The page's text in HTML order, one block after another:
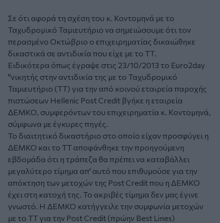
Σε ότι αφορά τη σχέση του κ. Κοντομηνά με το
Ταχυδρομικό Ταμιευτήριο να σημειώσουμε ότι τον
περασμένο Οκτώβριο ο επιχειρηματίας δικαιώθηκε
δικαστικά σε αντιδικία που είχε με το ΤΤ.
Ειδικότερα όπως έγραψε στις 23/10/2013 το Euro2day
"νικητής στην αντιδικία της με το Ταχυδρομικό
Ταμιευτήριο (ΤΤ) για την από κοινού εταιρεία παροχής
πιστώσεων Hellenic Post Credit βγήκε η εταιρεία
ΔΕΜΚΟ, συμφερόντων του επιχειρηματία κ. Κοντομηνά,
σύμφωνα με έγκυρες πηγές.
Το διαιτητικό δικαστήριο στο οποίο είχαν προσφύγει η
ΔΕΜΚΟ και το ΤΤ αποφάνθηκε την προηγούμενη
εβδομάδα ότι η τράπεζα θα πρέπει να καταβάλλει
μεγαλύτερο τίμημα απ' αυτό που επιθυμούσε για την
απόκτηση των μετοχών της Post Credit που η ΔΕΜΚΟ
έχει στη κατοχή της. Το ακριβές τίμημα δεν μας έγινε
γνωστό. Η ΔΕΜΚΟ κατήγγειλε την συμφωνία μετοχών
με το ΤΤ για την Post Credit (πρώην Best Lines)